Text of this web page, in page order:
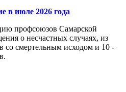
в июле 2026 года
профсоюзов Самарской
о несчастных случаях, из
со смертельным исходом и 10 -